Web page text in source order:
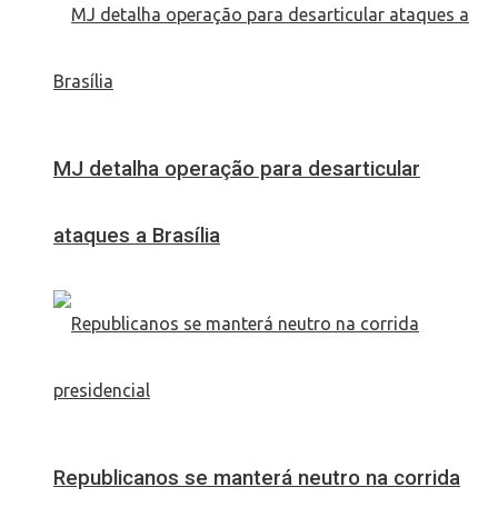
MJ detalha operação para desarticular
ataques a Brasília
Republicanos se manterá neutro na corrida